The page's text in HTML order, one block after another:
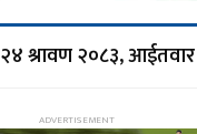
२४ श्रावण २०८३, आईतवार